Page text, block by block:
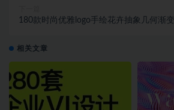
180款时尚优雅logo手绘花卉抽象几何渐
相关文章